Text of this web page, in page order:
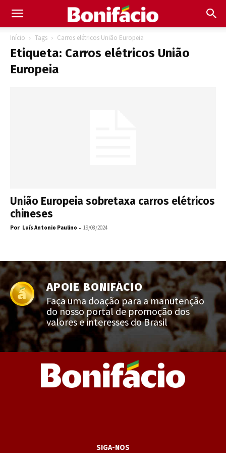
Início Tags Carros elétricos União Europeia
Etiqueta: Carros elétricos União
Europeia
União Europeia sobretaxa carros elétricos
chineses
Por Luís Antonio Paulino - 19/08/2024
APOIE BONIFÁCIO
Faça uma doação para a manutenção
do nosso portal de promoção dos
valores e interesses do Brasil
SIGA-NOS